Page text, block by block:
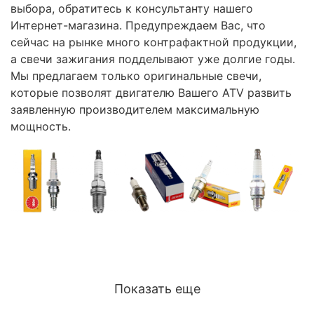
выбора, обратитесь к консультанту нашего
Интернет-магазина. Предупреждаем Вас, что
сейчас на рынке много контрафактной продукции,
а свечи зажигания подделывают уже долгие годы.
Мы предлагаем только оригинальные свечи,
которые позволят двигателю Вашего ATV развить
заявленную производителем максимальную
мощность.
Показать еще